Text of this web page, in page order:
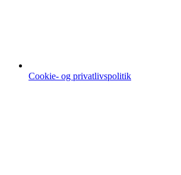
Cookie- og privatlivspolitik